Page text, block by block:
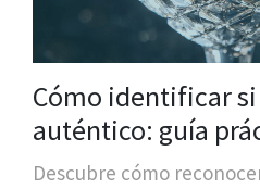
Cómo identificar
auténtico: guía
Descubre cómo